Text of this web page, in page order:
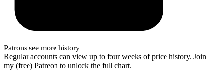
Patrons see more history
Regular accounts can view up to four weeks of price history. Join
my (free) Patreon to unlock the full chart.